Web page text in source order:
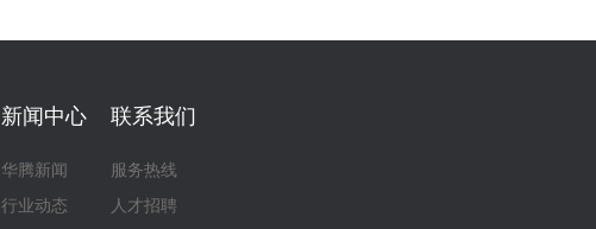
新闻中心
华腾新闻
行业动态
联系我们
服务热线
人才招聘